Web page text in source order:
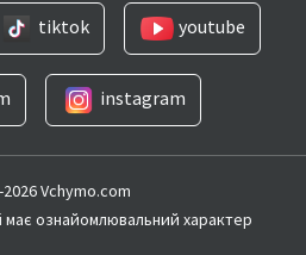
tiktok youtube
instagram
Vchymo.com
має ознайомлювальний характер